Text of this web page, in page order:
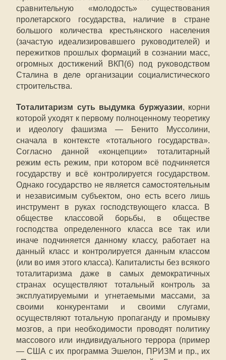
сравнительную «молодость» существования
пролетарского государства, наличие в стране
большого количества крестьянского населения
(зачастую идеализировавшего руководителей) и
пережитков прошлых формаций в сознании масс,
огромных достижений ВКП(б) под руководством
Сталина в деле организации социалистического
строительства.
Тоталитаризм суть выдумка буржуазии, корни
которой уходят к первому полноценному теоретику
и идеологу фашизма — Бенито Муссолини,
сначала в контексте «тотального государства».
Согласно данной «концепции» тоталитарный
режим есть режим, при котором всё подчиняется
государству и всё контролируется государством.
Однако государство не является самостоятельным
и независимым субъектом, оно есть всего лишь
инструмент в руках господствующего класса. В
обществе классовой борьбы, в обществе
господства определенного класса все так или
иначе подчиняется данному классу, работает на
данный класс и контролируется данным классом
(или во имя этого класса). Капиталисты без всякого
тоталитаризма даже в самых демократичных
странах осуществляют тотальный контроль за
эксплуатируемыми и угнетаемыми массами, за
своими конкурентами и своими слугами,
осуществляют тотальную пропаганду и промывку
мозгов, а при необходимости проводят политику
массового или индивидуального террора (пример
— США с их программа Эшелон, ПРИЗМ и пр., их